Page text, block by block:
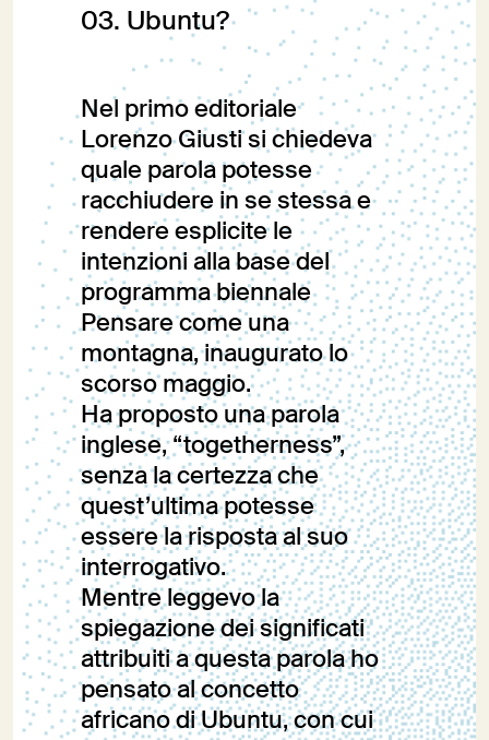
03. Ubuntu?
Nel primo editoriale
Lorenzo Giusti si chiedeva
quale parola potesse
racchiudere in se stessa e
rendere esplicite le
intenzioni alla base del
programma biennale
Pensare come una
montagna, inaugurato lo
scorso maggio.
Ha proposto una parola
inglese, “togetherness”,
senza la certezza che
quest’ultima potesse
essere la risposta al suo
interrogativo.
Mentre leggevo la
spiegazione dei significati
attribuiti a questa parola ho
pensato al concetto
africano di Ubuntu, con cui